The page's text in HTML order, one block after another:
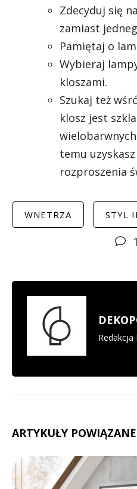
Zdecyduj się
zamiast
Pamiętaj o
Wybieraj
kloszami.
Szukaj też
klosz jest
temu
rozproszenia
WNETRZA STYL
1
Redakcja
ARTYKUŁY POWIĄZANE